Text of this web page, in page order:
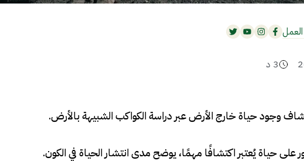
3 د
وجود حياة خارج الأرض عبر دراسة الكواكب الشبيهة بالأرض.
على حياة يُعتبر اكتشافًا مهمًا، يوضح مدى انتشار الحياة في الكون.